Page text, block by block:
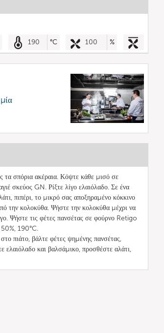
190 °C 100 %
σπόρια ακέραια. Κόψτε κάθε μισό σε
σκεύος GN. Ρίξτε λίγο ελαιόλαδο. Σε ένα
πιπέρι, το μικρό σας αποξηραμένο κόκκινο
την κολοκύθα. Ψήστε την κολοκύθα μέχρι να
Ψήστε τις φέτες πανσέτας σε φούρνο Retigo
50%, 190°C.
πιάτο, βάλτε φέτες ψημένης πανσέτας,
ελαιόλαδο και βαλσάμικο, προσθέστε αλάτι,